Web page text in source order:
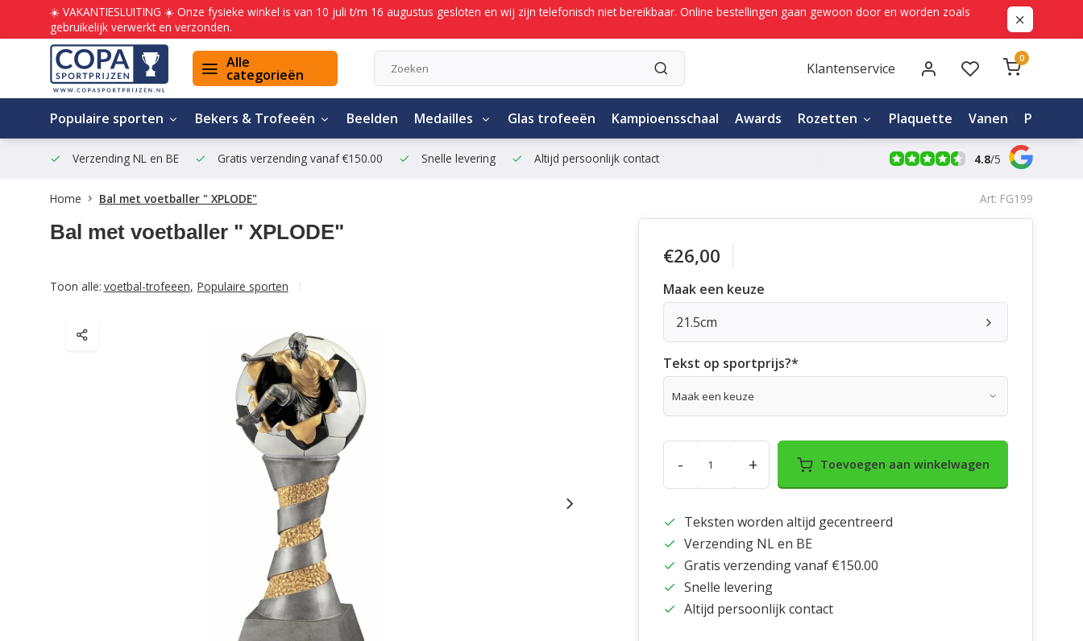
☀️ VAKANTIESLUITING ☀️ Onze fysieke winkel is van 10 juli t/m 16 augustus gesloten en wij zijn telefonisch niet bereikbaar. Online bestellingen gaan gewoon door en worden zoals
gebruikelijk verwerkt en verzonden.
Alle
categorieën Klantenservice
0
Populaire sporten Bekers & Trofeeën Beelden Medailles Glas trofeeën Kampioensschaal Awards Rozetten Plaquette Vanen
Verzending NL en BE Gratis verzending vanaf €150.00 Snelle levering Altijd persoonlijk contact 4.8/5
Home Bal met voetballer " XPLODE" Art: FG199
Bal met voetballer " XPLODE"
Toon alle: voetbal-trofeeen, Populaire sporten
€26,00
Maak een keuze
21.5cm
Tekst op sportprijs?*
- + Toevoegen aan winkelwagen
Teksten worden altijd gecentreerd
Verzending NL en BE
Gratis verzending vanaf €150.00
Snelle levering
Altijd persoonlijk contact